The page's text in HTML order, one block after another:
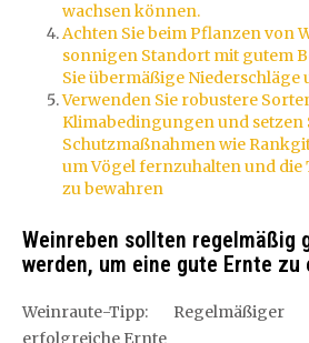
wachsen können.
Achten Sie beim Pflanzen von
sonnigen Standort mit gutem
Sie übermäßige Niederschläge
Verwenden Sie robustere
Klimabedingungen und setzen
Schutzmaßnahmen wie
um Vögel fernzuhalten und die
zu bewahren
Weinreben sollten regelmäßig
werden, um eine gute Ernte zu
Weinraute-Tipp:
erfolgreiche Ernte